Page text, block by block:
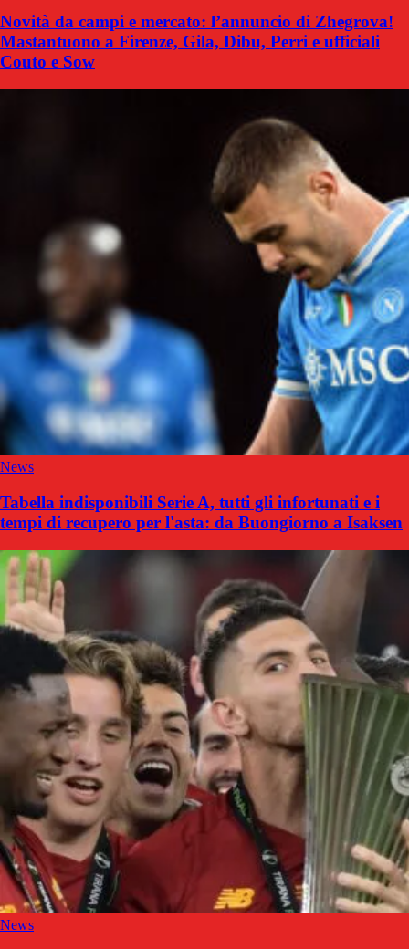
Novità da campi e mercato: l’annuncio di Zhegrova!
Mastantuono a Firenze, Gila, Dibu, Perri e ufficiali
Couto e Sow
News
Tabella indisponibili Serie A, tutti gli infortunati e i
tempi di recupero per l'asta: da Buongiorno a Isaksen
News